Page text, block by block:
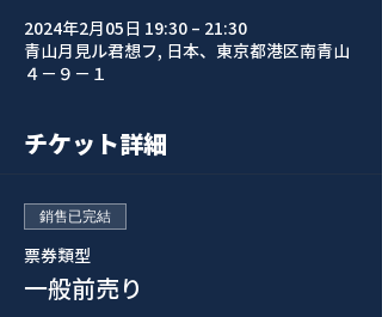
2024年2月05日 19:30 – 21:30
青山月見ル君想フ, 日本、東京都港区南青山
４−９−１
チケット詳細
銷售已完結
票券類型
一般前売り